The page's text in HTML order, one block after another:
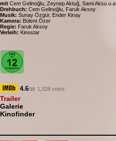
mit Cem Gelinoğlu, Zeynep Aktuğ, Sami Aksu u.a.
Drehbuch: Cem Gelinoğlu, Faruk Aksoy
Musik: Sunay Özgür, Ender Kinay
Kamera: Bülent Özer
Regie: Faruk Aksoy
Verleih: Kinostar
4.6/10 1,328 votes
Trailer
Galerie
Kinofinder